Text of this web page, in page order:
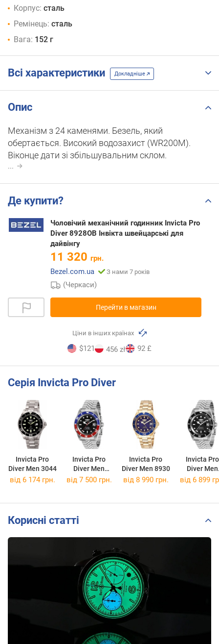
Корпус: сталь
Ремінець: сталь
Вага: 152 г
Всі характеристики Докладніше
Опис
Механізм з 24 каменями. Безель, який
обертається. Високий водозахист (WR200M).
Віконце дати зі збільшувальним склом.
...
Де купити?
Чоловічий механічний годинник Invicta Pro
Diver 8928OB Інвікта швейцарські для
дайвінгу
11 320 грн.
Bezel.com.ua
З нами 7 років
(Черкаси)
Перейти в магазин
Ціни в інших країнах
$121 456 zł 92 £
Серія Invicta Pro Diver
Invicta Pro
Diver Men 3044
Invicta Pro
Diver Men
29176
Invicta Pro
Diver Men 8930
Invicta Pro
Diver Men
29178
від 6 174 грн. від 7 500 грн. від 8 990 грн. від 6 899
Корисні статті